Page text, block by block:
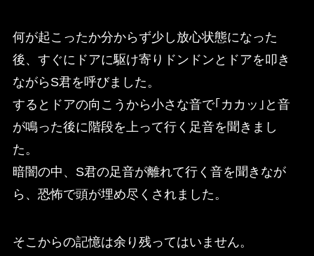
何が起こったか分からず少し放心状態になった
後、すぐにドアに駆け寄りドンドンとドアを叩き
ながらS君を呼びました。
するとドアの向こうから小さな音で｢カカッ｣と音
が鳴った後に階段を上って行く足音を聞きまし
た。
暗闇の中、S君の足音が離れて行く音を聞きなが
ら、恐怖で頭が埋め尽くされました。
そこからの記憶は余り残ってはいません。